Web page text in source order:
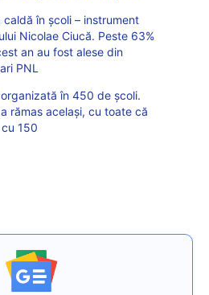
în școli – instrument
Nicolae Ciucă. Peste 63%
an au fost alese din
PNL
în 450 de școli.
rămas același, cu toate că
150